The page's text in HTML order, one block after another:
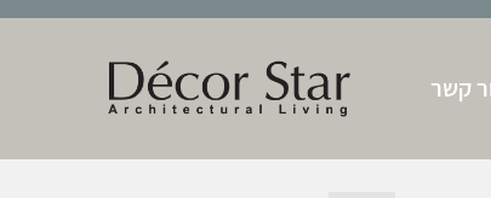
קשר